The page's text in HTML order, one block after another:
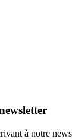
à notre